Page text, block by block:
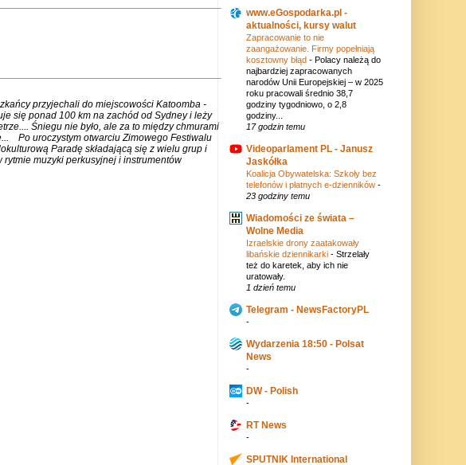
przyjechali do miejscowości Katoomba -
się ponad 100 km na zachód od Sydney i leży
Śniegu nie było, ale za to między chmurami
Po uroczystym otwarciu Zimowego Festiwalu
Paradę składającą się z wielu grup i
rytmie muzyki perkusyjnej i instrumentów
www.eGospodarka.pl -
aktualności, kursy walut
Zapracowanie to nie
zaangażowanie. Firmy popełniają
kosztowny błąd - Polacy należą do
najbardziej zapracowanych
narodów Unii Europejskiej – w 2025
roku pracowali średnio 38,7
godziny tygodniowo, o 2,8
godziny...
17 godzin temu
Videoparlament PL - Janusz
Jaskółka
Koalicja Obywatelska: Szkoły bez
telefonów i płatnych e-dzienników -
23 godziny temu
Wiadomości ze świata –
Wolne Media
Izraelskie drony zaatakowały
libańskie dziennikarki - Strzelały
też do karetek, aby ich nie
uratowały.
1 dzień temu
Telegram - NewsFactoryPL
-
Wydarzenia 18:50 - Polsat
News
-
DW - Polish
-
RT News
-
SPUTNIK International